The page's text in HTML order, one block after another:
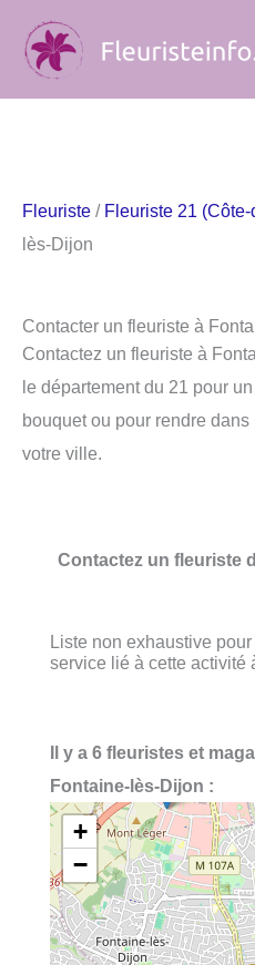
contenu
Fleuriste / Fleuriste 21 (Côte-
lès-Dijon
Contacter un fleuriste à
Contactez un fleuriste à
le département du 21 pour
bouquet ou pour rendre
votre ville.
Contactez un fleuriste
Liste non exhaustive
service lié à cette activité
Il y a 6 fleuristes et
Fontaine-lès-Dijon :
+
−